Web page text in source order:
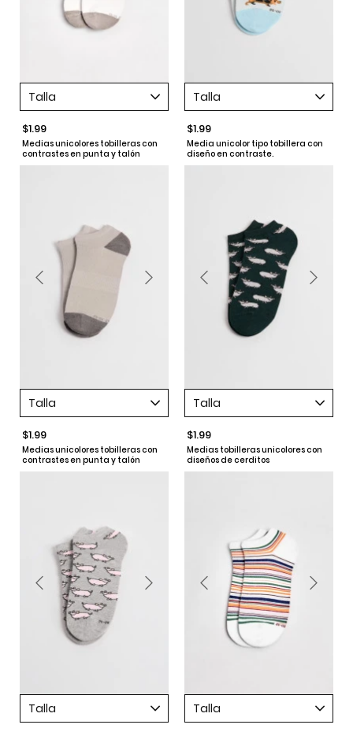
Talla
$1.99
Medias unicolores tobilleras con
contrastes en punta y talón
Talla
$1.99
Media unicolor tipo tobillera con
diseño en contraste.
Talla
$1.99
Medias unicolores tobilleras con
contrastes en punta y talón
Talla
$1.99
Medias tobilleras unicolores con
diseños de cerditos
Talla Talla